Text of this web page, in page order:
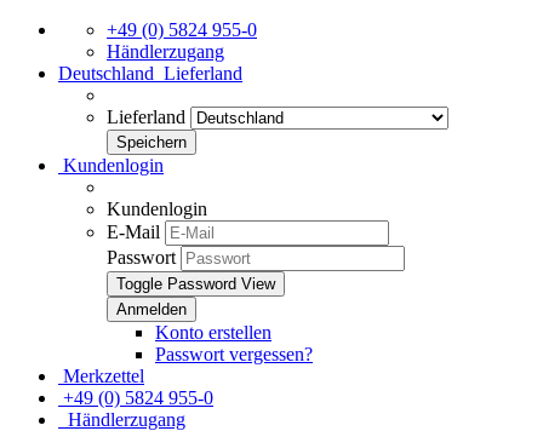
+49 (0) 5824 955-0
Händlerzugang
Deutschland Lieferland
Lieferland
Kundenlogin
Kundenlogin
E-Mail
Passwort
Toggle Password View
Konto erstellen
Passwort vergessen?
Merkzettel
+49 (0) 5824 955-0
Händlerzugang